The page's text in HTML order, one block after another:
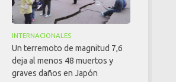
INTERNACIONALES
Un terremoto de magnitud 7,6
deja al menos 48 muertos y
graves daños en Japón